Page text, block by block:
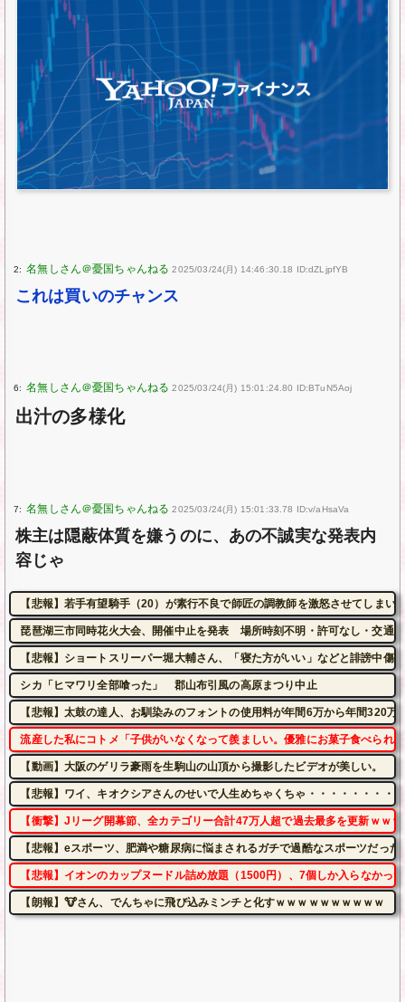
2: 2025/03/24(月) 14:46:30.18 ID:dZLjpfYB
これは買いのチャンス
6: 2025/03/24(月) 15:01:24.80 ID:BTuN5Aoj
出汁の多様化
7: 2025/03/24(月) 15:01:33.78 ID:v/aHsaVa
株主は隠蔽体質を嫌うのに、あの不誠実な発表内
容じゃ
【悲報】若手有望騎手（20）が素行不良で師匠の調教師を激怒させてしまい
琵琶湖三市同時花火大会、開催中止を発表 場所時刻不明・許可なし・交通
【悲報】ショートスリーパー堀大輔さん、「寝た方がいい」などと誹謗中傷
シカ「ヒマワリ全部喰った」 郡山布引風の高原まつり中止
【悲報】太鼓の達人、お馴染みのフォントの使用料が年間6万から年間320万
流産した私にコトメ「子供がいなくなって羨ましい。優雅にお菓子食べら
【動画】大阪のゲリラ豪雨を生駒山の山頂から撮影したビデオが美しい。
【悲報】ワイ、キオクシアさんのせいで人生めちゃくちゃ・・・・・・・・・
【衝撃】Jリーグ開幕節、全カテゴリー合計47万人超で過去最多を更新ｗｗ
【悲報】eスポーツ、肥満や糖尿病に悩まされるガチで過酷なスポーツだっ
【悲報】イオンのカップヌードル詰め放題（1500円）、7個しか入らなかっ
【朗報】🐮さん、でんちゃに飛び込みミンチと化すｗｗｗｗｗｗｗｗｗｗ